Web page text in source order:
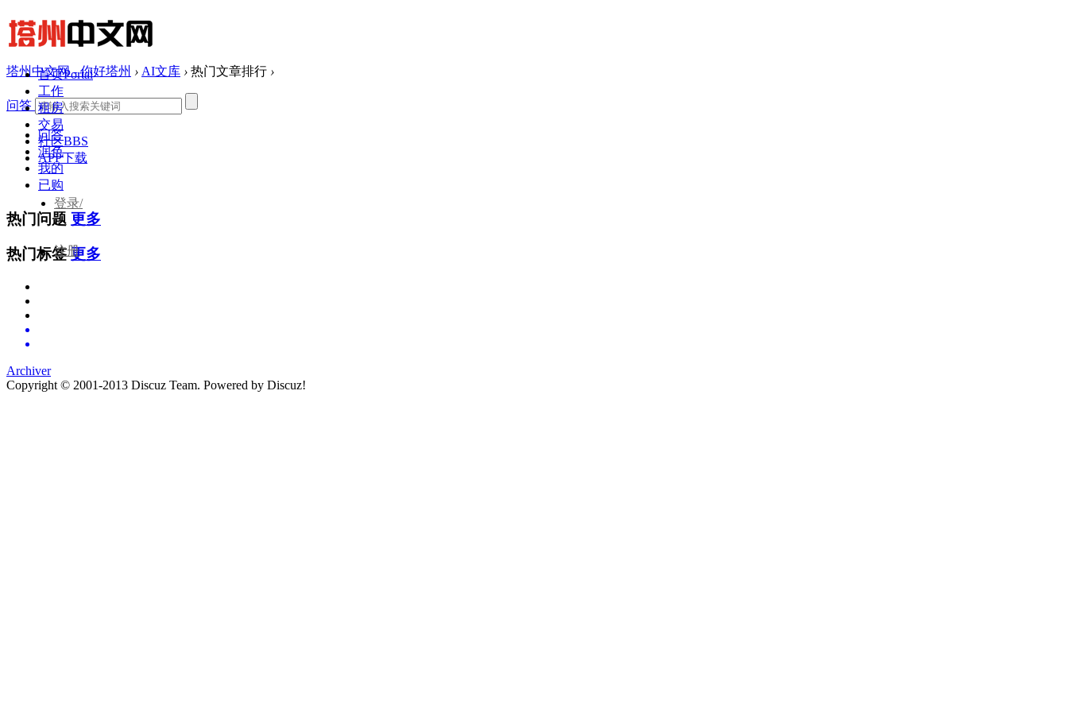
首页Portal
工作
租房
交易
社区BBS
APP下载
登录/
注册
塔州中文网 - 你好塔州 › AI文库 › 热门文章排行 ›
问答
问答
润色
我的
已购
热门问题 更多
热门标签更多
Archiver
Copyright © 2001-2013 Discuz Team. Powered by Discuz!